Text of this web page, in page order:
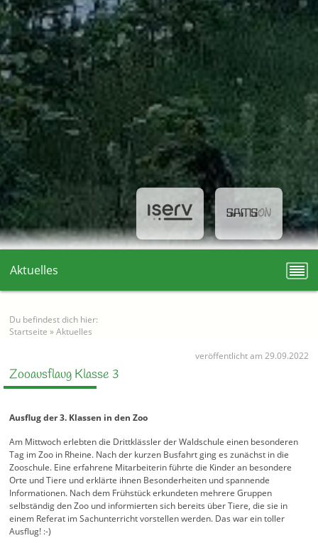
Aktuelles
Du befindest dich hier:
Startseite »Aktuelles
veröffentlicht am 29.09.2022
Zooausflaug Klasse 3
Ausflug der 3. Klassen in den Zoo
Am Mittwoch erlebten die Drittklässler der Waldschule einen besonderen
Tag im Zoo in Rheine. Nach der kurzen Busfahrt ging es zunächst in die
Zooschule. Eine erfahrene Mitarbeiterin führte die Kinder an besondere
Orte und Tiere und erklärte ihnen Besonderheiten und spannende
Informationen. Nach dem Frühstück erkundeten mehrere Gruppen
selbständig den Zoo und informierten sich bereits über Tiere, die sie in
einem Referat im Sachunterricht vorstellen werden. Das war ein toller
Ausflug! :-)